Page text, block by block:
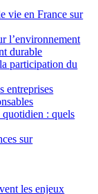
vie en France sur
l’environnement
durable
participation du
entreprises
quotidien : quels
sur
les enjeux